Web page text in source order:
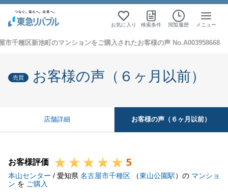
お気に入り 検索条件 閲覧履歴 メニュー
市千種区新池町のマンションをご購入されたお客様の声 No.A003958668
売買 お客様の声（６ヶ月以前）
店舗詳細 お客様の声（６ヶ月以前）
お客様評価 5
本山センター / 愛知県 名古屋市千種区 （東山公園駅）の マンショ
ン を ご購入